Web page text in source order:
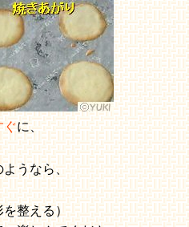
ぐに、
ようなら、
を整える）